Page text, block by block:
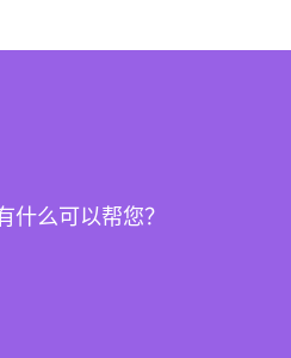
什么可以帮您？